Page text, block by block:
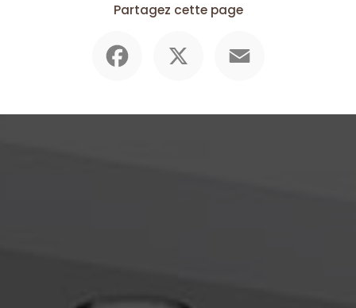
Partagez cette page